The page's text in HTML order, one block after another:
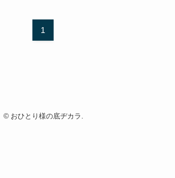
1
©おひとり様の底ヂカラ.